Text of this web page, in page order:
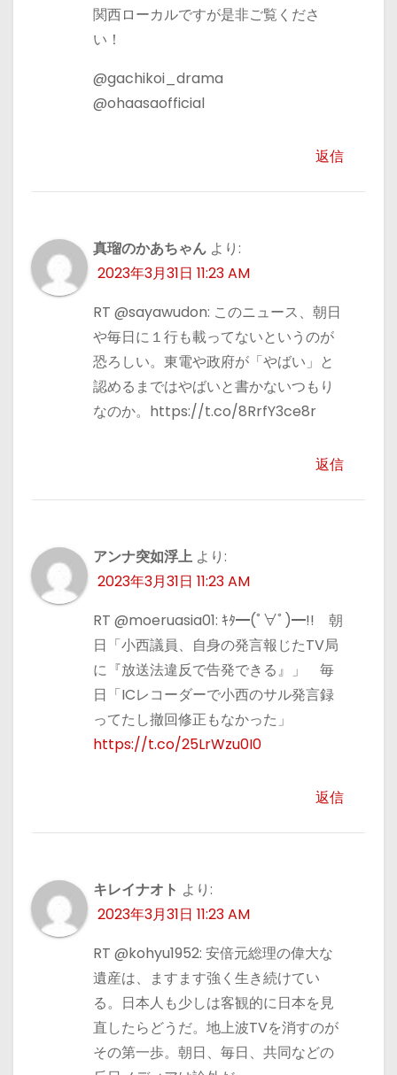
関西ローカルですが是非ご覧くださ
い！
@gachikoi_drama
@ohaasaofficial
返信
真瑠のかあちゃん より:
2023年3月31日 11:23 AM
RT @sayawudon: このニュース、朝日
や毎日に１行も載ってないというのが
恐ろしい。東電や政府が「やばい」と
認めるまではやばいと書かないつもり
なのか。https://t.co/8RrfY3ce8r
返信
アンナ突如浮上 より:
2023年3月31日 11:23 AM
RT @moeruasia01: ｷﾀ━(ﾟ∀ﾟ)━!! 朝
日「小西議員、自身の発言報じたTV局
に『放送法違反で告発できる』」 毎
日「ICレコーダーで小西のサル発言録
ってたし撤回修正もなかった」
https://t.co/25LrWzu0I0
返信
キレイナオト より:
2023年3月31日 11:23 AM
RT @kohyu1952: 安倍元総理の偉大な
遺産は、ますます強く生き続けてい
る。日本人も少しは客観的に日本を見
直したらどうだ。地上波TVを消すのが
その第一歩。朝日、毎日、共同などの